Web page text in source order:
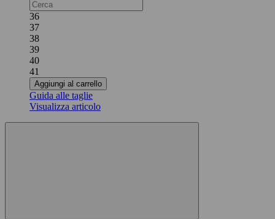
36
37
38
39
40
41
Aggiungi al carrello
Guida alle taglie
Visualizza articolo